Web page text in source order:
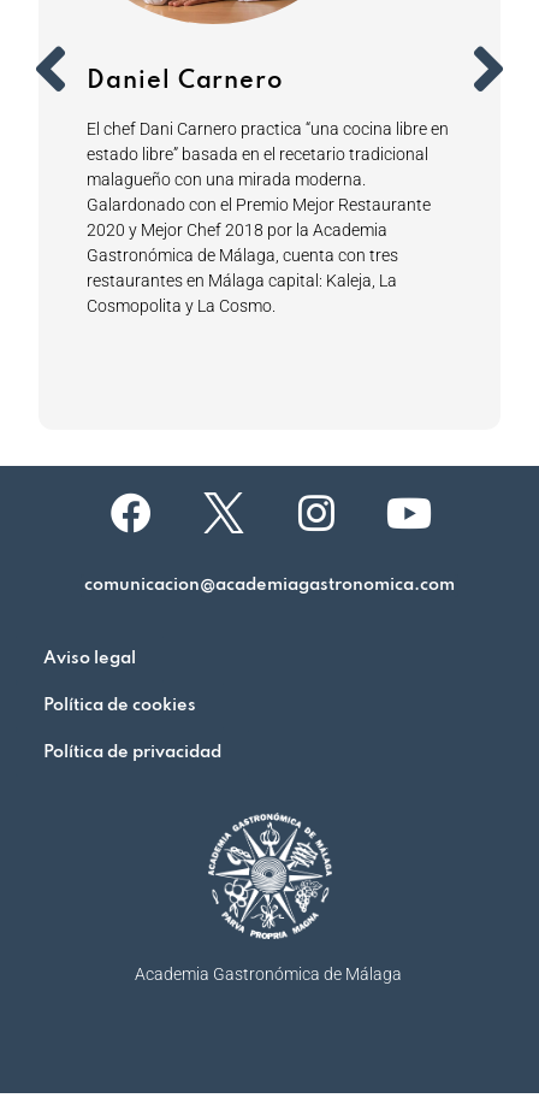
Daniel Carnero
El chef Dani Carnero practica “una cocina libre en
estado libre” basada en el recetario tradicional
malagueño con una mirada moderna.
Galardonado con el Premio Mejor Restaurante
2020 y Mejor Chef 2018 por la Academia
Gastronómica de Málaga, cuenta con tres
restaurantes en Málaga capital: Kaleja, La
Cosmopolita y La Cosmo.
comunicacion@academiagastronomica.com
Aviso legal
Política de cookies
Política de privacidad
Academia Gastronómica de Málaga